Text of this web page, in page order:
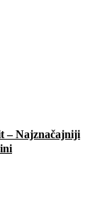
– Najznačajniji